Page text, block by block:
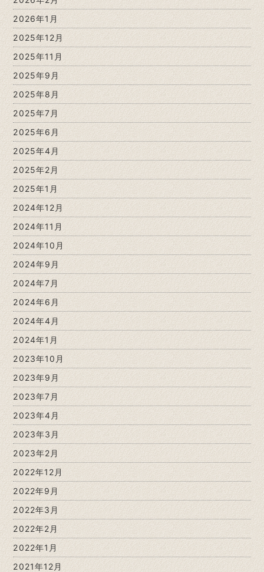
2026年1月
2025年12月
2025年11月
2025年9月
2025年8月
2025年7月
2025年6月
2025年4月
2025年2月
2025年1月
2024年12月
2024年11月
2024年10月
2024年9月
2024年7月
2024年6月
2024年4月
2024年1月
2023年10月
2023年9月
2023年7月
2023年4月
2023年3月
2023年2月
2022年12月
2022年9月
2022年3月
2022年2月
2022年1月
2021年12月